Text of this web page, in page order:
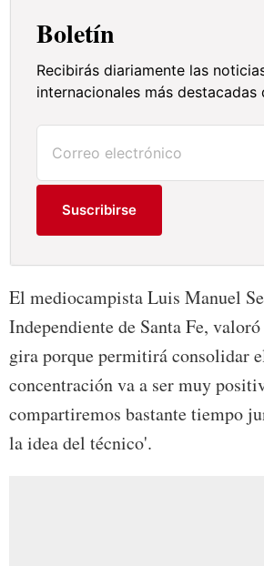
Boletín
Recibirás diariamente las
internacionales más destacadas
Suscribirse
El mediocampista Luis Manuel
Independiente de Santa Fe,
gira porque permitirá consolidar
concentración va a ser muy
compartiremos bastante tiempo
la idea del técnico'.